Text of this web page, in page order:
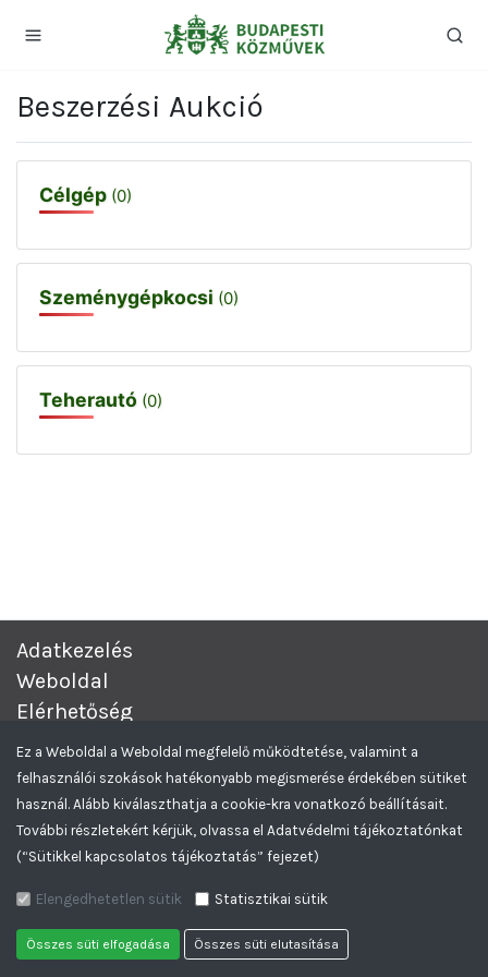
Beszerzési Aukció
Célgép (0)
Szeménygépkocsi (0)
Teherautó (0)
Adatkezelés
Weboldal
Elérhetőség
Minden Jog Fenntartva.
Greencomp Tendereztető rendszer
Feliratkozom az Aukciós hírlevelekre
Ez a Weboldal a Weboldal megfelelő működtetése, valamint a
felhasználói szokások hatékonyabb megismerése érdekében sütiket
használ. Alább kiválaszthatja a cookie-kra vonatkozó beállításait.
További részletekért kérjük, olvassa el Adatvédelmi tájékoztatónkat
(“Sütikkel kapcsolatos tájékoztatás” fejezet)
Elengedhetetlen sütik Statisztikai sütik
Összes süti elfogadása Összes süti elutasítása